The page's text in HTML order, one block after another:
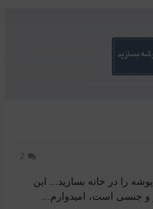
2
را در خانه بسازید... این
جنسی است، امیدوارم...